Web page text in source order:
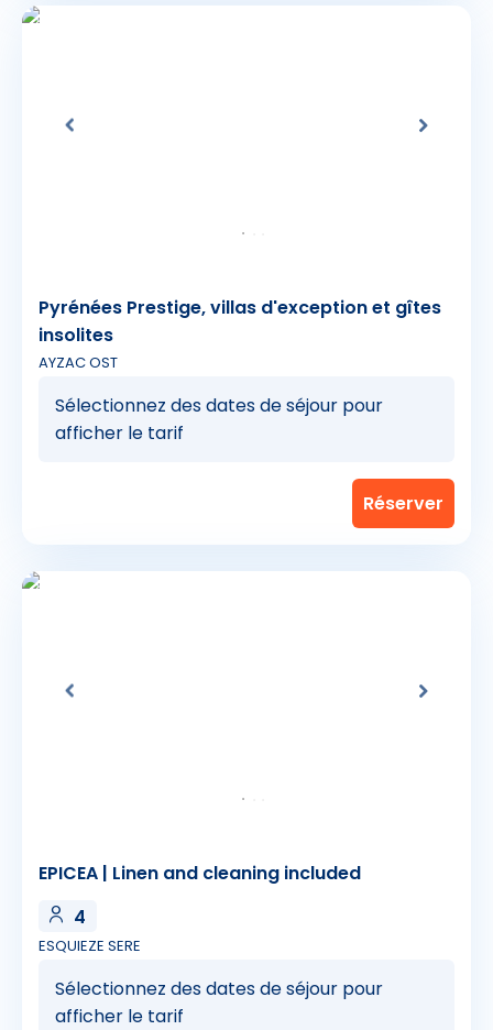
Pyrénées Prestige, villas d'exception et gîtes
insolites
AYZAC OST
Sélectionnez des dates de séjour pour
afficher le tarif
EPICEA | Linen and cleaning included
4
ESQUIEZE SERE
Sélectionnez des dates de séjour pour
afficher le tarif